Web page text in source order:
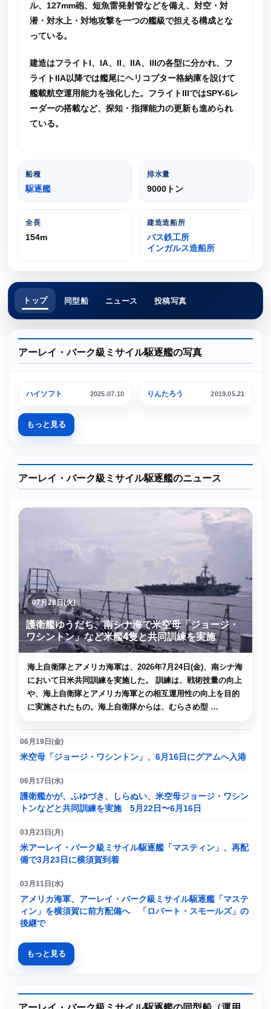
ル、127mm砲、短魚雷発射管などを備え、対空・対
潜・対水上・対地攻撃を一つの艦級で担える構成とな
っている。
建造はフライトI、IA、II、IIA、IIIの各型に分かれ、フ
ライトIIA以降では艦尾にヘリコプター格納庫を設けて
艦載航空運用能力を強化した。フライトIIIではSPY-6レ
ーダーの搭載など、探知・指揮能力の更新も進められ
ている。
船種
駆逐艦
排水量
9000トン
全長
154m
建造造船所
バス鉄工所
インガルス造船所
トップ 同型船 ニュース 投稿写真
アーレイ・バーク級ミサイル駆逐艦の写真
小樽港
ハイソフト 2025.07.10
横須賀港
りんたろう 2019.05.21
もっと見る
アーレイ・バーク級ミサイル駆逐艦のニュース
07月28日(火)
護衛艦ゆうだち、南シナ海で米空母「ジョージ・
ワシントン」など米艦4隻と共同訓練を実施
海上自衛隊とアメリカ海軍は、2026年7月24日(金)、南シナ海
において日米共同訓練を実施した。 訓練は、戦術技量の向上
や、海上自衛隊とアメリカ海軍との相互運用性の向上を目的
に実施されたもの。海上自衛隊からは、むらさめ型 …
06月19日(金)
米空母「ジョージ・ワシントン」、6月16日にグアムへ入港
06月17日(水)
護衛艦かが、ふゆづき、しらぬい、米空母ジョージ・ワシン
トンなどと共同訓練を実施 5月22日〜6月16日
03月23日(月)
米アーレイ・バーク級ミサイル駆逐艦「マスティン」、再配
備で3月23日に横須賀到着
03月11日(水)
アメリカ海軍、アーレイ・バーク級ミサイル駆逐艦「マステ
ィン」を横須賀に前方配備へ 「ロバート・スモールズ」の
後継で
もっと見る